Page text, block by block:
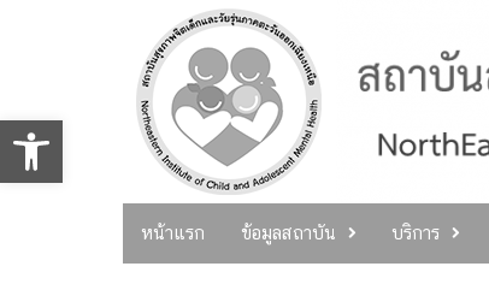
Open toolbar
หน้าแรก ข้อมูลสถาบัน บริการ